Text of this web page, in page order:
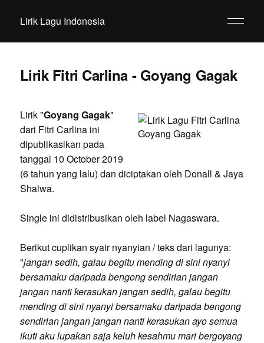
Lirik Lagu Indonesia
Lirik Fitri Carlina - Goyang Gagak
Lirik "Goyang Gagak"
dari Fitri Carlina ini
dipublikasikan pada
tanggal 10 October 2019
(6 tahun yang lalu) dan diciptakan oleh Donall & Jaya
Shalwa.
Single ini didistribusikan oleh label Nagaswara.
Berikut cuplikan syair nyanyian / teks dari lagunya:
"jangan sedih, galau begitu mending di sini nyanyi
bersamaku daripada bengong sendirian jangan
jangan nanti kerasukan jangan sedih, galau begitu
mending di sini nyanyi bersamaku daripada bengong
sendirian jangan jangan nanti kerasukan ayo semua
ikuti aku lupakan saja keluh kesahmu mari bergoyang